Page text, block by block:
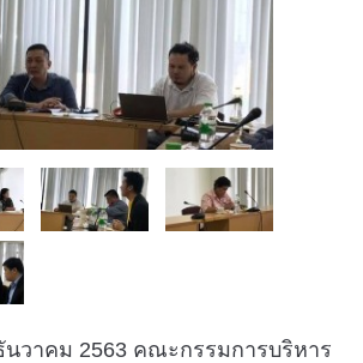
นวาคม 2563 คณะกรรมการบริหาร